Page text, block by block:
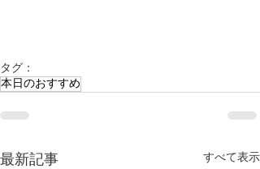
タグ：
本日のおすすめ
最新記事 すべて表示